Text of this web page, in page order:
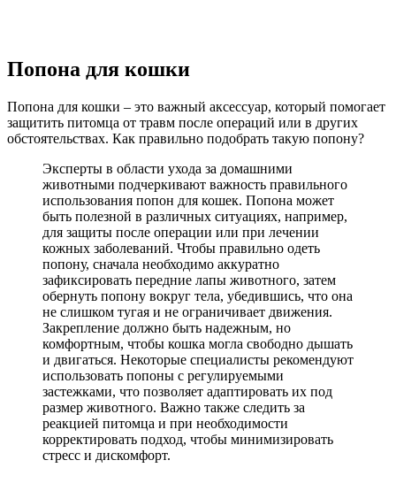
Попона для кошки
Попона для кошки – это важный аксессуар, который помогает
защитить питомца от травм после операций или в других
обстоятельствах. Как правильно подобрать такую попону?
Эксперты в области ухода за домашними
животными подчеркивают важность правильного
использования попон для кошек. Попона может
быть полезной в различных ситуациях, например,
для защиты после операции или при лечении
кожных заболеваний. Чтобы правильно одеть
попону, сначала необходимо аккуратно
зафиксировать передние лапы животного, затем
обернуть попону вокруг тела, убедившись, что она
не слишком тугая и не ограничивает движения.
Закрепление должно быть надежным, но
комфортным, чтобы кошка могла свободно дышать
и двигаться. Некоторые специалисты рекомендуют
использовать попоны с регулируемыми
застежками, что позволяет адаптировать их под
размер животного. Важно также следить за
реакцией питомца и при необходимости
корректировать подход, чтобы минимизировать
стресс и дискомфорт.